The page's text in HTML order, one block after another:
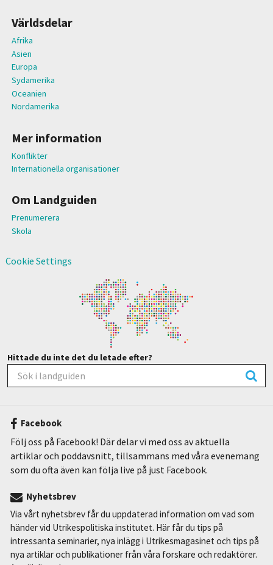
Världsdelar
Afrika
Asien
Europa
Sydamerika
Oceanien
Nordamerika
Mer information
Konflikter
Internationella organisationer
Om Landguiden
Prenumerera
Skola
Cookie Settings
Hittade du inte det du letade efter?
Facebook
Följ oss på Facebook! Där delar vi med oss av aktuella
artiklar och poddavsnitt, tillsammans med våra evenemang
som du ofta även kan följa live på just Facebook.
Nyhetsbrev
Via vårt nyhetsbrev får du uppdaterad information om vad som
händer vid Utrikespolitiska institutet. Här får du tips på
intressanta seminarier, nya inlägg i Utrikesmagasinet och tips på
nya artiklar och publikationer från våra forskare och redaktörer.